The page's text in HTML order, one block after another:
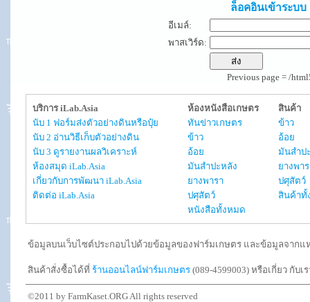
ล็อคอินเข้าระบบ
อีเมล์:
พาสเวิร์ด:
Previous page = /
บริการ iLab.Asia
นับ 1 ฟอร์มส่งตัวอย่างดินหรือปุ๋ย
นับ 2 อ่านวิธีเก็บตัวอย่างดิน
นับ 3 ดูรายงานผลวิเคราะห์
ห้องสมุด iLab.Asia
เกี่ยวกับการพัฒนา iLab.Asia
ติดต่อ iLab.Asia
ห้องหนังสือเกษตร
ทันข่าวเกษตร
ข้าว
อ้อย
มันสำปะหลัง
ยางพารา
ปศุสัตว์
หนังสือทั้งหมด
สินค้า
ข้าว
อ้อย
มันสำป
ยางพา
ปศุสัตว์
สินค้าทั้
ข้อมูลบนเว็บไซต์ประกอบไปด้วยข้อมูลของฟาร์มเกษตร และข้อมูลจาก
สินค้าสั่งซื้อได้ที่ ร้านออนไลน์ฟาร์มเกษตร (089-4599003) หรือเกี่ยว กับเ
©2011 by FarmKaset.ORG All rights reserved